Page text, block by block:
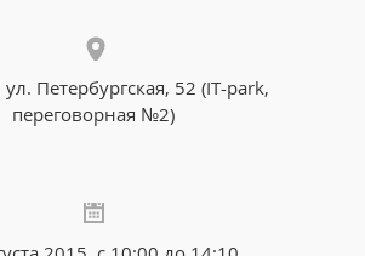
ул. Петербургская, 52 (IT-park,
переговорная №2)